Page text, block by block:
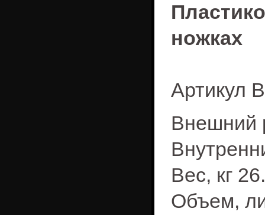
ножках
Артикул
Внешний
Вес, кг
Объем,